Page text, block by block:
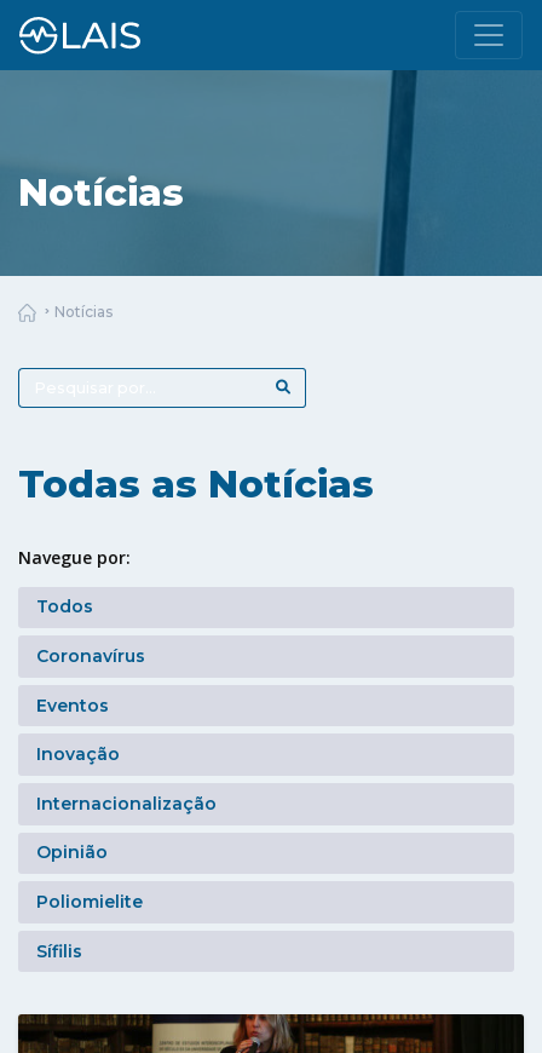
Notícias
Notícias
Todas as Notícias
Navegue por:
Todos
Coronavírus
Eventos
Inovação
Internacionalização
Opinião
Poliomielite
Sífilis